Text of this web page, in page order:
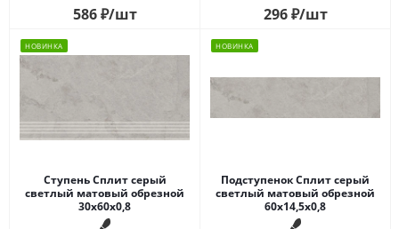
586₽/шт 296₽/шт
НОВИНКА
Ступень Сплит серый
светлый матовый обрезной
30x60x0,8
НОВИНКА
Подступенок Сплит серый
светлый матовый обрезной
60x14,5x0,8